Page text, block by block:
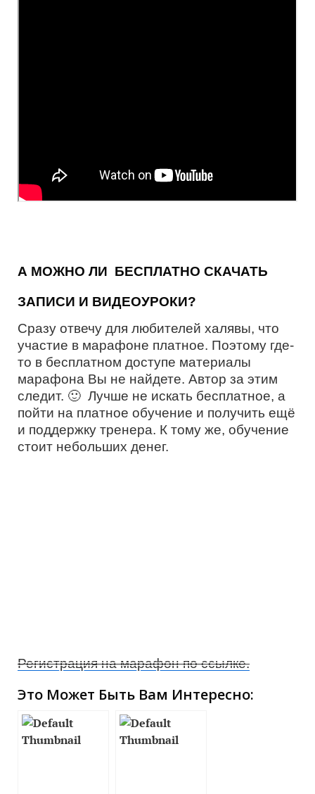
А МОЖНО ЛИ БЕСПЛАТНО СКАЧАТЬ
ЗАПИСИ И ВИДЕОУРОКИ?
Сразу отвечу для любителей халявы, что
участие в марафоне платное. Поэтому где-
то в бесплатном доступе материалы
марафона Вы не найдете. Автор за этим
следит. 🙂 Лучше не искать бесплатное, а
пойти на платное обучение и получить ещё
и поддержку тренера. К тому же, обучение
стоит небольших денег.
Регистрация на марафон по ссылке.
Это Может Быть Вам Интересно: